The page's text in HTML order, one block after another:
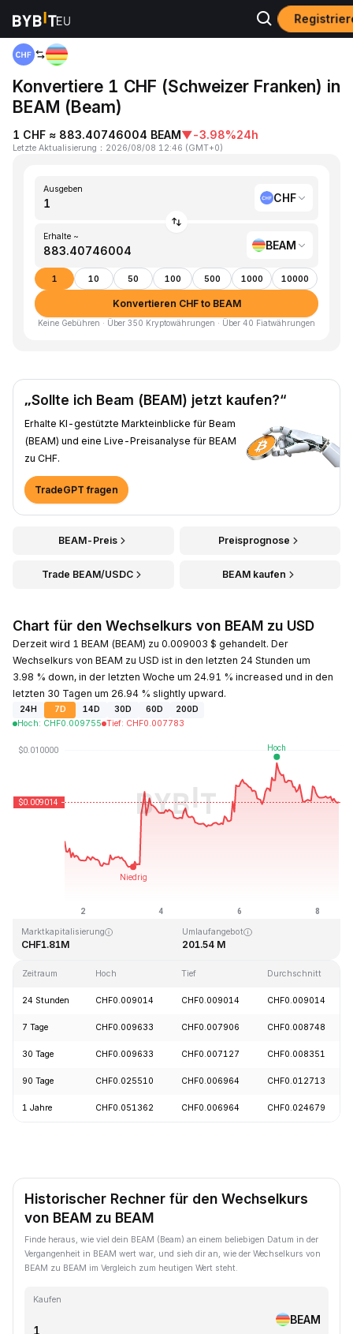
Home CHF to BEAM
Konvertiere 1 CHF (Schweizer Franken) in
BEAM (Beam)
1 CHF ≈ 883.40746004 BEAM▼-3.98%24h
Letzte Aktualisierung ： 2026/08/08 12:46 (GMT+0)
Ausgeben
CHF
Erhalte ~
BEAM
1 10 50 100 500 1000 10000
Konvertieren CHF to BEAM
Keine Gebühren · Über 350 Kryptowährungen · Über 40 Fiatwährungen
„Sollte ich Beam (BEAM) jetzt kaufen?“
Erhalte KI-gestützte Markteinblicke für Beam
(BEAM) und eine Live-Preisanalyse für BEAM
zu CHF.
TradeGPT fragen
BEAM-Preis Preisprognose
Trade BEAM/USDC BEAM kaufen
Chart für den Wechselkurs von BEAM zu USD
Derzeit wird 1 BEAM (BEAM) zu 0.009003 $ gehandelt. Der
Wechselkurs von BEAM zu USD ist in den letzten 24 Stunden um
3.98 % down, in der letzten Woche um 24.91 % increased und in den
letzten 30 Tagen um 26.94 % slightly upward.
24H 7D 14D 30D 60D
200D
Hoch: CHF0.009755 Tief: CHF0.007783
Zuletzt aktualisiert: 2026-08-08, 12:46 GMT+0
CHF0.006168
Marktkapitalisierung
CHF1.81M
Umlaufangebot
201.54 M
Zeitraum Hoch Tief Durchschnitt
24 Stunden CHF0.009014 CHF0.009014 CHF0.009014
7 Tage CHF0.009633 CHF0.007906 CHF0.008748
30 Tage CHF0.009633 CHF0.007127 CHF0.008351
90 Tage CHF0.025510 CHF0.006964 CHF0.012713
1 Jahre CHF0.051362 CHF0.006964 CHF0.024679
Historischer Rechner für den Wechselkurs
von BEAM zu BEAM
Finde heraus, wie viel dein BEAM (Beam) an einem beliebigen Datum in der
Vergangenheit in BEAM wert war, und sieh dir an, wie der Wechselkurs von
BEAM zu BEAM im Vergleich zum heutigen Wert steht.
Kaufen
BEAM